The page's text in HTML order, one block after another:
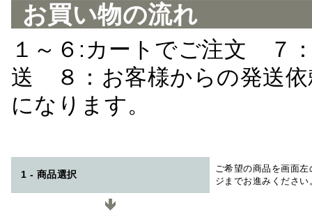
お買い物の流れ
１～６:カートでご注文 ７
送 ８：お客様からの発送
になります。
1 - 商品選択
ご希望の商品を画面
ジまでお進みください